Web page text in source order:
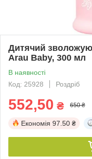
Дитячий
Arau Baby, 300 мл
В наявності
Код: 25928
Роздріб
552,50 ₴ 650 ₴
Економія 97.50 ₴